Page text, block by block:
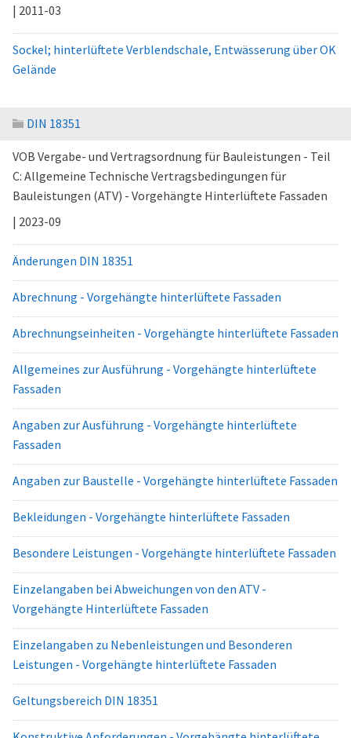
| 2011-03
Sockel; hinterlüftete Verblendschale, Entwässerung über OK
Gelände
DIN 18351
VOB Vergabe- und Vertragsordnung für Bauleistungen - Teil
C: Allgemeine Technische Vertragsbedingungen für
Bauleistungen (ATV) - Vorgehängte Hinterlüftete Fassaden
| 2023-09
Änderungen DIN 18351
Abrechnung - Vorgehängte hinterlüftete Fassaden
Abrechnungseinheiten - Vorgehängte hinterlüftete Fassaden
Allgemeines zur Ausführung - Vorgehängte hinterlüftete
Fassaden
Angaben zur Ausführung - Vorgehängte hinterlüftete
Fassaden
Angaben zur Baustelle - Vorgehängte hinterlüftete Fassaden
Bekleidungen - Vorgehängte hinterlüftete Fassaden
Besondere Leistungen - Vorgehängte hinterlüftete Fassaden
Einzelangaben bei Abweichungen von den ATV -
Vorgehängte Hinterlüftete Fassaden
Einzelangaben zu Nebenleistungen und Besonderen
Leistungen - Vorgehängte hinterlüftete Fassaden
Geltungsbereich DIN 18351